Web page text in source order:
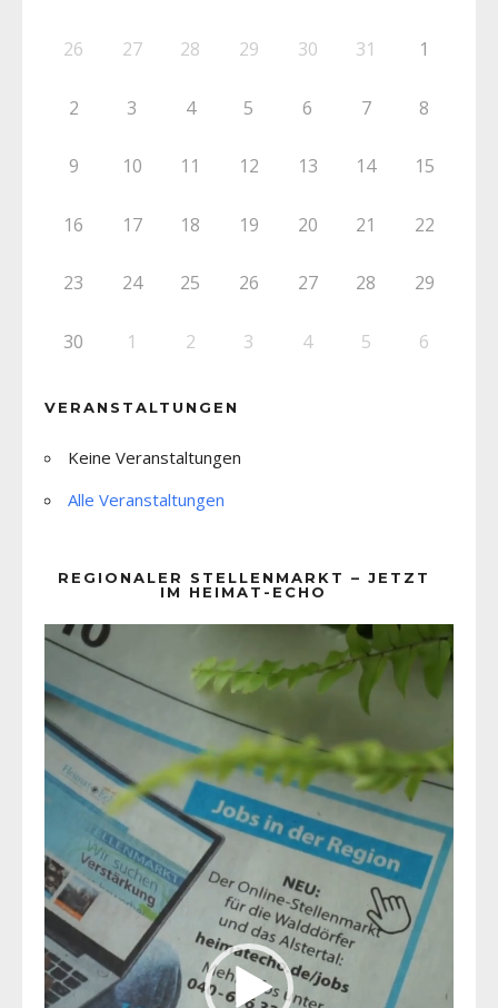
26 27 28 29 30 31 1
2 3 4 5 6 7 8
9 10 11 12 13 14 15
16 17 18 19 20 21 22
23 24 25 26 27 28 29
30 1 2 3 4 5 6
VERANSTALTUNGEN
Keine Veranstaltungen
Alle Veranstaltungen
REGIONALER STELLENMARKT – JETZT
IM HEIMAT-ECHO
Player